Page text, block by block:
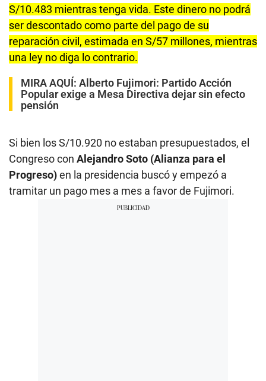
S/10.483 mientras tenga vida. Este dinero no podrá
ser descontado como parte del pago de su
reparación civil, estimada en S/57 millones, mientras
una ley no diga lo contrario.
MIRA AQUÍ: Alberto Fujimori: Partido Acción
Popular exige a Mesa Directiva dejar sin efecto
pensión
Si bien los S/10.920 no estaban presupuestados, el
Congreso con Alejandro Soto (Alianza para el
Progreso)en la presidencia buscó y empezó a
tramitar un pago mes a mes a favor de Fujimori.